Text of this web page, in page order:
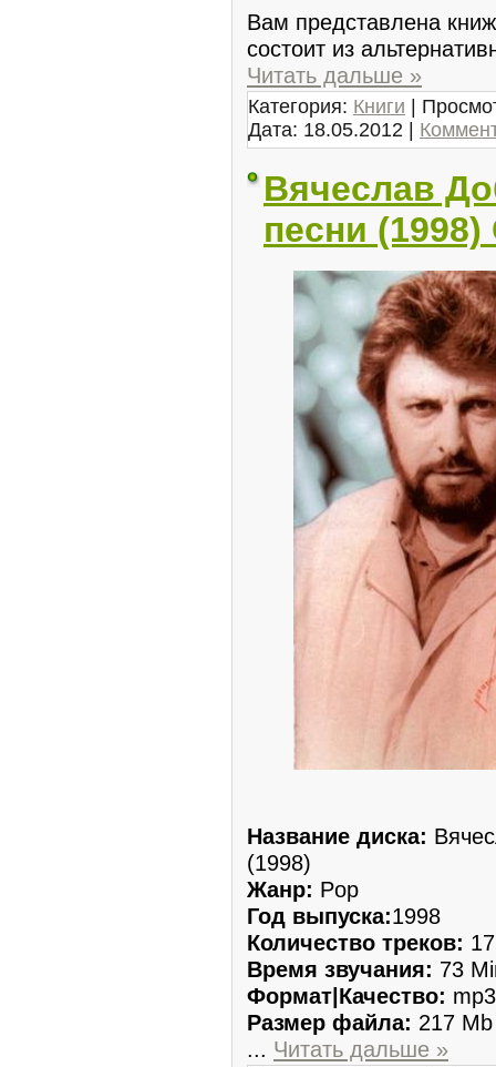
Вам представлена
состоит из
Читать дальше »
Категория: Книги |
Дата: 18.05.2012 |
Вячеслав
песни
Название диска:
(1998)
Жанр: Pop
Год выпуска:1998
Количество треков: 17
Время звучания: 73
Формат|Качество:
Размер файла: 217 Mb
... Читать дальше »